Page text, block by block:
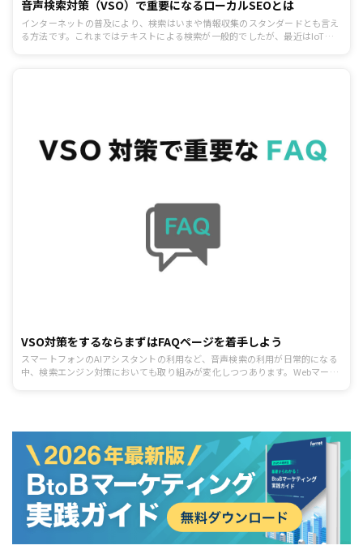
音声検索対策（VSO）で重要になるローカルSEOとは
インターネットの普及により、検索はいまや情報収集のスタンダードとも言え
る方法です。これまではテキストによる検索が一般的でしたが、最近はIoT家
VSO対策をするならまずはFAQページを着手しよう
スマートフォンのAIアシスタントの利用など、音声検索の利用が日常的になる
中、検索エンジン対策においても取り組みが変化しつつあります。Webマーケ